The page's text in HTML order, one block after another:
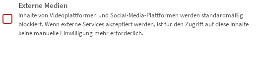
Externe Medien
Inhalte von Videoplattformen und Social-Media-Plattformen werden standardmäßig
blockiert. Wenn externe Services akzeptiert werden, ist für den Zugriff auf diese Inhalte
keine manuelle Einwilligung mehr erforderlich.